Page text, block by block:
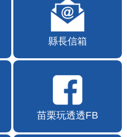
縣長信箱
苗栗玩透透FB